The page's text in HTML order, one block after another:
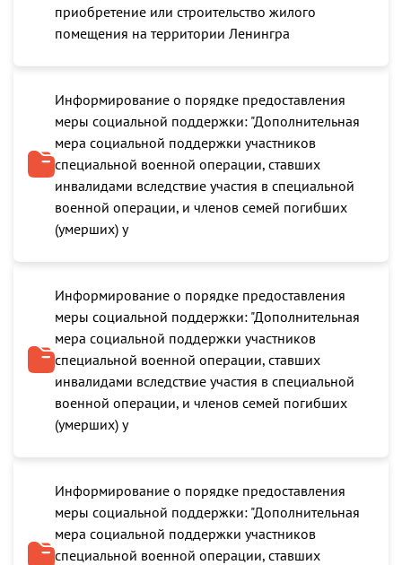
приобретение или строительство жилого
помещения на территории Ленингра
Информирование о порядке предоставления
меры социальной поддержки: "Дополнительная
мера социальной поддержки участников
специальной военной операции, ставших
инвалидами вследствие участия в специальной
военной операции, и членов семей погибших
(умерших) у
Информирование о порядке предоставления
меры социальной поддержки: "Дополнительная
мера социальной поддержки участников
специальной военной операции, ставших
инвалидами вследствие участия в специальной
военной операции, и членов семей погибших
(умерших) у
Информирование о порядке предоставления
меры социальной поддержки: "Дополнительная
мера социальной поддержки участников
специальной военной операции, ставших